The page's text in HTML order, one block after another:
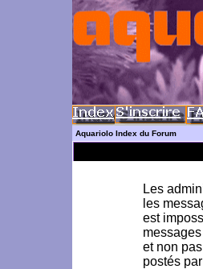
Aquariolo Index du Forum
Les
les
est
et non
postés